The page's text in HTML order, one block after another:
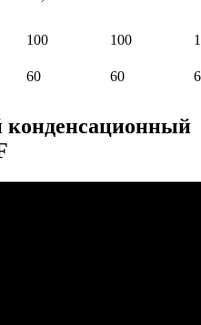
100 100
60 60